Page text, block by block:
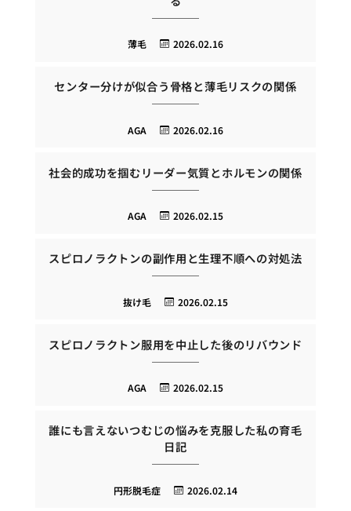
2026.02.16
薄毛
センター分けが似合う骨格と薄毛リスクの関係
2026.02.16
AGA
社会的成功を掴むリーダー気質とホルモンの関係
2026.02.15
AGA
スピロノラクトンの副作用と生理不順への対処法
2026.02.15
抜け毛
スピロノラクトン服用を中止した後のリバウンド
2026.02.15
AGA
誰にも言えないつむじの悩みを克服した私の育毛
日記
2026.02.14
円形脱毛症